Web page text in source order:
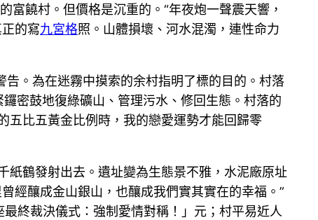
饒村。但價格是沉重的。“年夜炮一聲震天響，
的寫九宮格照。山體損壞、河水混濁，連性命力
。為在迷霧中摸索的余村指明了標的目的。村落
密鼓地復綠礦山、管理污水、修回生態。村落的
五比五黃金比例時，我的戀愛運勢才能回歸零
紙鶴發射出去。遺址變為生態景不雅，水泥廠原址
經釀成金山銀山，也釀成我們實其實在的幸福。”
終裁決儀式：強制愛情對稱！」元；村平易近人